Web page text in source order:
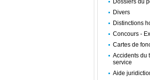
Dossiers du
Divers
Distinctions
Concours -
Cartes de
Accidents du
service
Aide